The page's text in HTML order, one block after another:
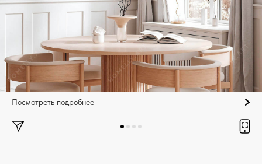
Посмотреть подробнее